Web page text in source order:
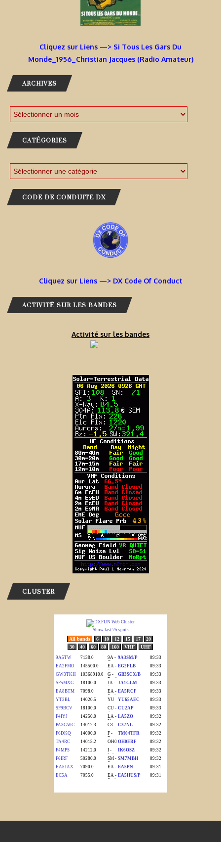
Cliquez sur Liens —> Si Tous Les Gars Du
Monde_1956_Christian Jacques (Radio Amateur)
ARCHIVES
CATÉGORIES
CODE DE CONDUITE DX
Cliquez sur Liens —> DX Code Of Conduct
ACTIVITÉ SUR LES BANDES
Activité sur les bandes
CLUSTER